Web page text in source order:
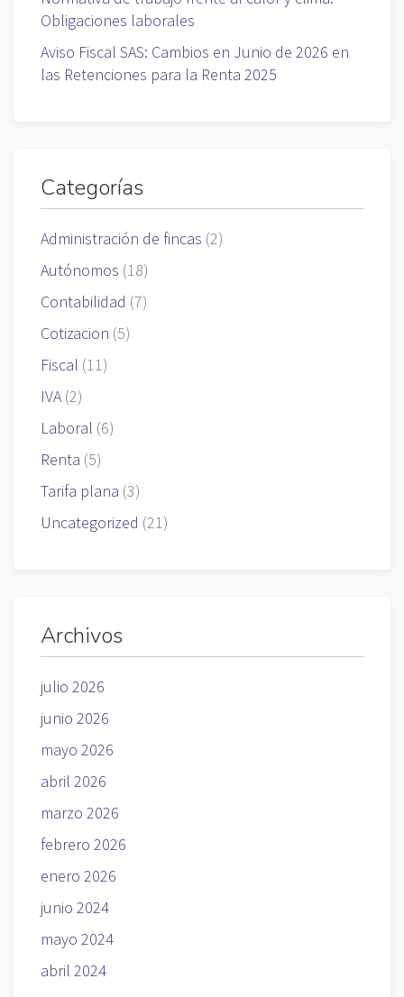
Obligaciones laborales
Aviso Fiscal SAS: Cambios en Junio de 2026 en
las Retenciones para la Renta 2025
Categorías
Administración de fincas (2)
Autónomos (18)
Contabilidad (7)
Cotizacion (5)
Fiscal (11)
IVA(2)
Laboral (6)
Renta (5)
Tarifa plana (3)
Uncategorized (21)
Archivos
julio 2026
junio 2026
mayo 2026
abril 2026
marzo 2026
febrero 2026
enero 2026
junio 2024
mayo 2024
abril 2024